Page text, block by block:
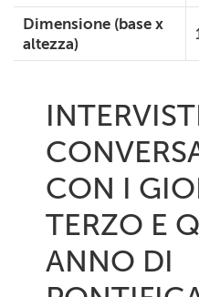
Dimensione (base x
altezza)
CON I
TERZO E
ANNO DI